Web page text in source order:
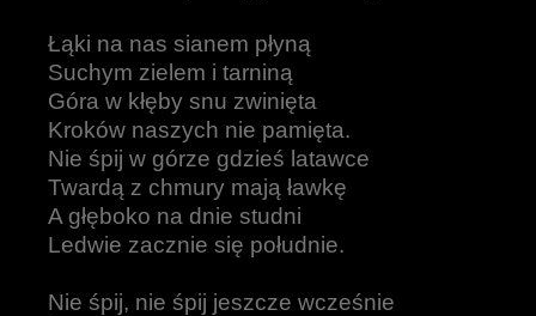
Łąki na nas sianem płyną
Suchym zielem i tarniną
Góra w kłęby snu zwinięta
Kroków naszych nie pamięta.
Nie śpij w górze gdzieś latawce
Twardą z chmury mają ławkę
A głęboko na dnie studni
Ledwie zacznie się południe.
Nie śpij, nie śpij jeszcze wcześnie